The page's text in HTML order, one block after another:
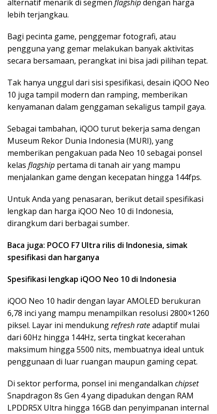
alternatif menarik di segmen flagshipdengan harga
lebih terjangkau.
Bagi pecinta game, penggemar fotografi, atau
pengguna yang gemar melakukan banyak aktivitas
secara bersamaan, perangkat ini bisa jadi pilihan tepat.
Tak hanya unggul dari sisi spesifikasi, desain iQOO Neo
10 juga tampil modern dan ramping, memberikan
kenyamanan dalam genggaman sekaligus tampil gaya.
Sebagai tambahan, iQOO turut bekerja sama dengan
Museum Rekor Dunia Indonesia (MURI), yang
memberikan pengakuan pada Neo 10 sebagai ponsel
kelas flagship pertama di tanah air yang mampu
menjalankan game dengan kecepatan hingga 144fps.
Untuk Anda yang penasaran, berikut detail spesifikasi
lengkap dan harga iQOO Neo 10 di Indonesia,
dirangkum dari berbagai sumber.
Baca juga: POCO F7 Ultra rilis di Indonesia, simak
spesifikasi dan harganya
Spesifikasi lengkap iQOO Neo 10 di Indonesia
iQOO Neo 10 hadir dengan layar AMOLED berukuran
6,78 inci yang mampu menampilkan resolusi 2800×1260
piksel. Layar ini mendukungrefresh rateadaptif mulai
dari 60Hz hingga 144Hz, serta tingkat kecerahan
maksimum hingga 5500 nits, membuatnya ideal untuk
penggunaan di luar ruangan maupun gaming cepat.
Di sektor performa, ponsel ini mengandalkan chipset
Snapdragon 8s Gen 4 yang dipadukan dengan RAM
LPDDR5X Ultra hingga 16GB dan penyimpanan internal